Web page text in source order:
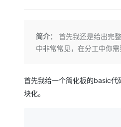
简介：
首先我还是给出完
中非常常见，在分工中你
首先我给一个简化板的basic代
块化。
容器
网络与CDN
安全
大数据
安全
网络